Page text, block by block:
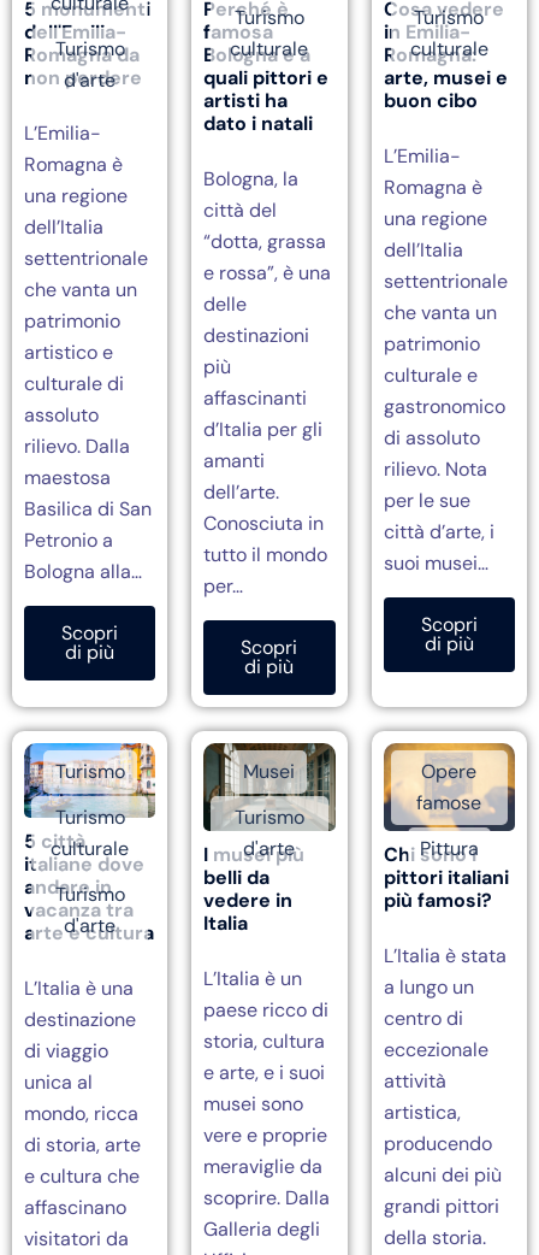
Turismo
d'arte
5 monumenti
dell'Emilia-
Romagna da
non perdere
L’Emilia-
Romagna è
una regione
dell’Italia
settentrionale
che vanta un
patrimonio
artistico e
culturale di
assoluto
rilievo. Dalla
maestosa
Basilica di San
Petronio a
Bologna alla…
Scopri
di più
Turismo
culturale
Perché è
famosa
Bologna e a
quali pittori e
artisti ha
dato i natali
Bologna, la
città del
“dotta, grassa
e rossa”, è una
delle
destinazioni
più
affascinanti
d’Italia per gli
amanti
dell’arte.
Conosciuta in
tutto il mondo
per…
Scopri
di più
Turismo
culturale
Cosa vedere
in Emilia-
Romagna:
arte, musei e
buon cibo
L’Emilia-
Romagna è
una regione
dell’Italia
settentrionale
che vanta un
patrimonio
culturale e
gastronomico
di assoluto
rilievo. Nota
per le sue
città d’arte, i
suoi musei…
Scopri
di più
Turismo
Turismo
culturale
Turismo
d'arte
5 città
italiane dove
andare in
vacanza tra
arte e cultura
L’Italia è una
destinazione
di viaggio
unica al
mondo, ricca
di storia, arte
e cultura che
affascinano
visitatori da
Musei
Turismo
d'arte
I musei più
belli da
vedere in
Italia
L’Italia è un
paese ricco di
storia, cultura
e arte, e i suoi
musei sono
vere e proprie
meraviglie da
scoprire. Dalla
Galleria degli
Opere
famose
Pittura
Chi sono i
pittori italiani
più famosi?
L’Italia è stata
a lungo un
centro di
eccezionale
attività
artistica,
producendo
alcuni dei più
grandi pittori
della storia.